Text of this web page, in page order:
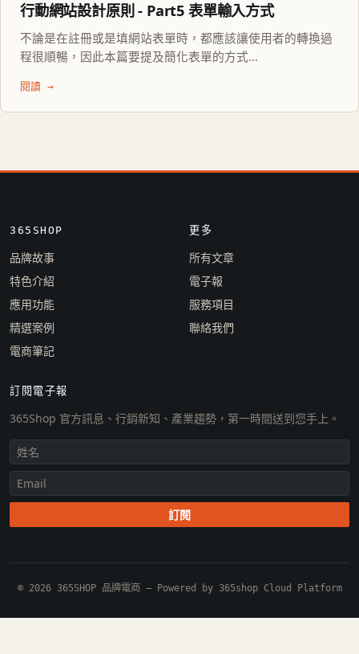
行動網站設計原則 - Part5 表單輸入方式
不論是在註冊或是填網站表單時，都應該讓使用者的轉換過
程很順暢，因此本篇要提及簡化表單的方式...
閱讀 →
365SHOP
品牌故事
特色介紹
應用功能
精選案例
電商筆記
更多
所有文章
電子報
服務項目
聯絡我們
訂閱電子報
365Shop 官方訊息、行銷新知、產業趨勢，第一時間送到您手上。
訂閱
© 2026 365SHOP 品牌電商 — Powered by 365shop Cloud Platform